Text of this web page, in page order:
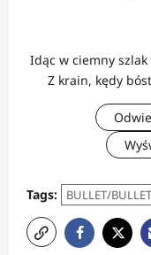
Idąc w ciemny
Z krain, kędy
Tags: BULLET/BULLET